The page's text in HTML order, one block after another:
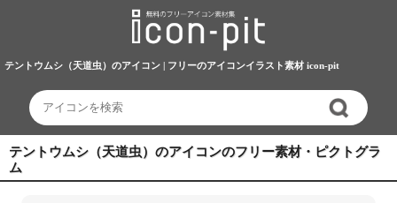
テントウムシ（天道虫）のアイコン | フリーのアイコンイラスト素材 icon-pit
テントウムシ（天道虫）のアイコンのフリー素材・ピクトグラ
ム